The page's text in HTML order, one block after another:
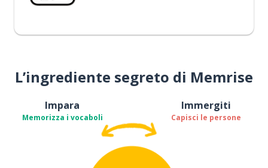
L’ingrediente segreto di Memrise
Impara
Memorizza i vocaboli
Immergiti
Capisci le persone